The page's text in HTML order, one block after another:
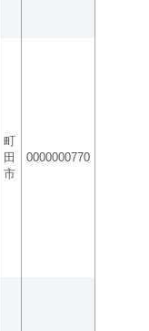
町
田
市
0000000770